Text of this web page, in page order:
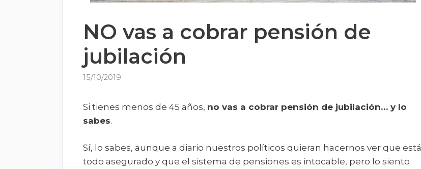
NO vas a cobrar pensión de
jubilación
15/10/2019
Si tienes menos de 45 años, no vas a cobrar pensión de jubilación… y lo
sabes.
Sí, lo sabes, aunque a diario nuestros políticos quieran hacernos ver que está
todo asegurado y que el sistema de pensiones es intocable, pero lo siento